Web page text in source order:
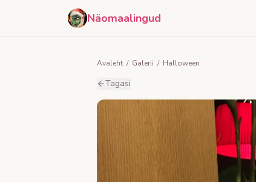
Näomaalingud
Avaleht / Galerii / Halloween
Tagasi